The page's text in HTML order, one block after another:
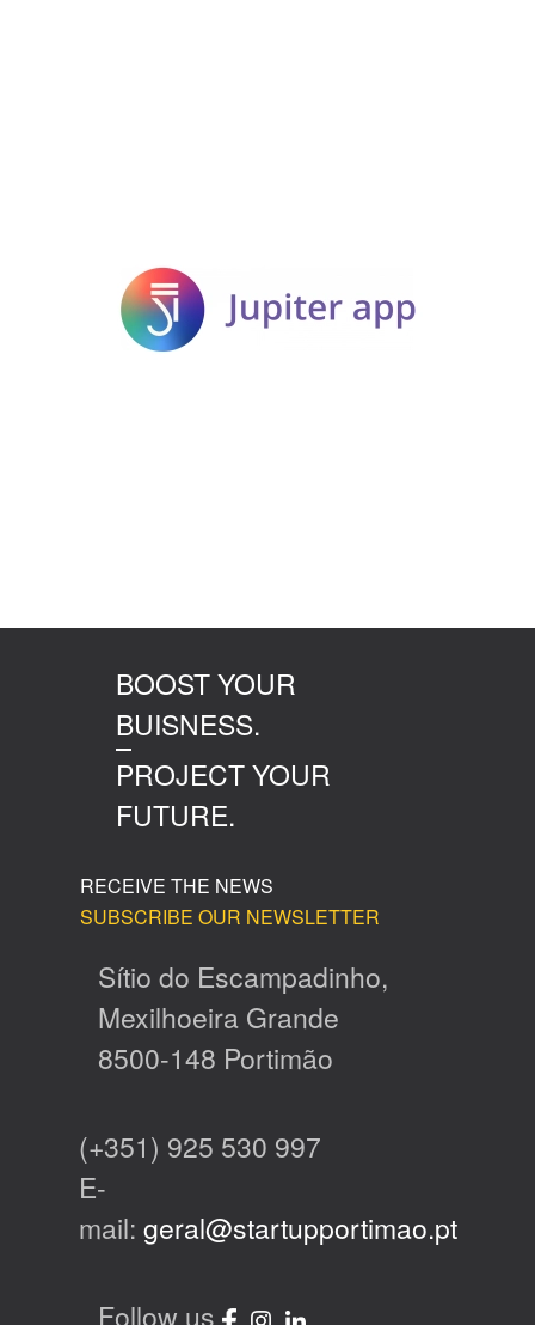
Jupiter App
BOOST YOUR
BUISNESS.
PROJECT YOUR
FUTURE.
RECEIVE THE NEWS
SUBSCRIBE OUR NEWSLETTER
Sítio do Escampadinho,
Mexilhoeira Grande
8500-148 Portimão
(+351) 925 530 997
E-
mail: geral@startupportimao.pt
Follow us